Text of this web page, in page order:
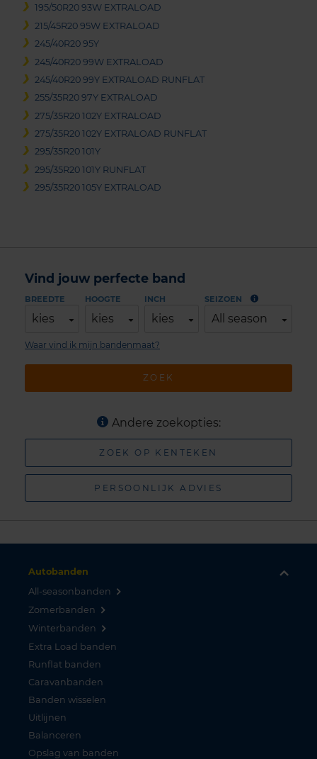
195/50R20 93W EXTRALOAD
215/45R20 95W EXTRALOAD
245/40R20 95Y
245/40R20 99W EXTRALOAD
245/40R20 99Y EXTRALOAD RUNFLAT
255/35R20 97Y EXTRALOAD
275/35R20 102Y EXTRALOAD
275/35R20 102Y EXTRALOAD RUNFLAT
295/35R20 101Y
295/35R20 101Y RUNFLAT
295/35R20 105Y EXTRALOAD
Vind jouw perfecte band
BREEDTE
kies
HOOGTE
kies
INCH
kies
SEIZOEN
All season
ZOEK
Waar vind ik mijn bandenmaat?
Andere zoekopties:
ZOEK OP KENTEKEN
PERSOONLIJK ADVIES
Autobanden
All-seasonbanden
Zomerbanden
Winterbanden
Extra Load banden
Runflat banden
Caravanbanden
Banden wisselen
Uitlijnen
Balanceren
Opslag van banden